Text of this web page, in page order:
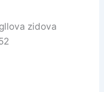
zidova